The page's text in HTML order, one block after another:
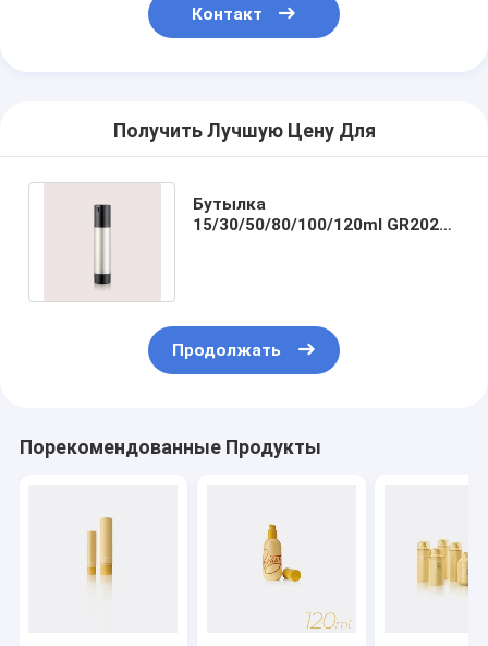
Контакт
Получить Лучшую Цену Для
Бутылка
15/30/50/80/100/120ml GR202J
Продолжать
Порекомендованные Продукты